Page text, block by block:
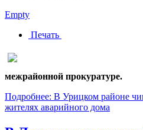
Empty
Печать
межрайонной прокуратуре.
Подробнее: В Урицком районе
жителях аварийного дома